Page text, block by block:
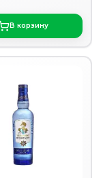
В корзину